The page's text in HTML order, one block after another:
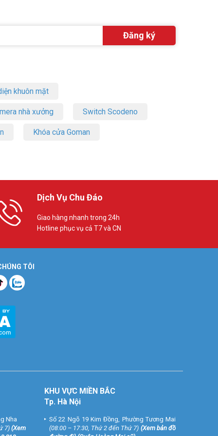
khuôn mặt
nhà xưởng Switch Scodeno
Khóa cửa Goman
Dịch Vụ Chu Đáo
Giao hàng nhanh trong 24h
Hotline phục vụ cả T7 và CN
TÔI
Nha
7)(Xem
KHU VỰC MIỀN BẮC
Tp. Hà Nội
Số 22 Ngõ 19 Kim Đồng, Phường Tương Mai
(08:00 – 17:30, Thứ 2 đến Thứ 7) (Xem bản đồ